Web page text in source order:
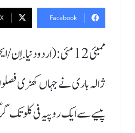
Facebook
X
ممبئی 12
پیسے سے ایک روپیہ فی کلو تک